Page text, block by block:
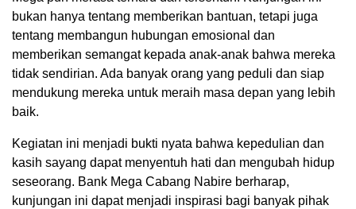
bukan hanya tentang memberikan bantuan, tetapi juga
tentang membangun hubungan emosional dan
memberikan semangat kepada anak-anak bahwa mereka
tidak sendirian. Ada banyak orang yang peduli dan siap
mendukung mereka untuk meraih masa depan yang lebih
baik.
Kegiatan ini menjadi bukti nyata bahwa kepedulian dan
kasih sayang dapat menyentuh hati dan mengubah hidup
seseorang. Bank Mega Cabang Nabire berharap,
kunjungan ini dapat menjadi inspirasi bagi banyak pihak